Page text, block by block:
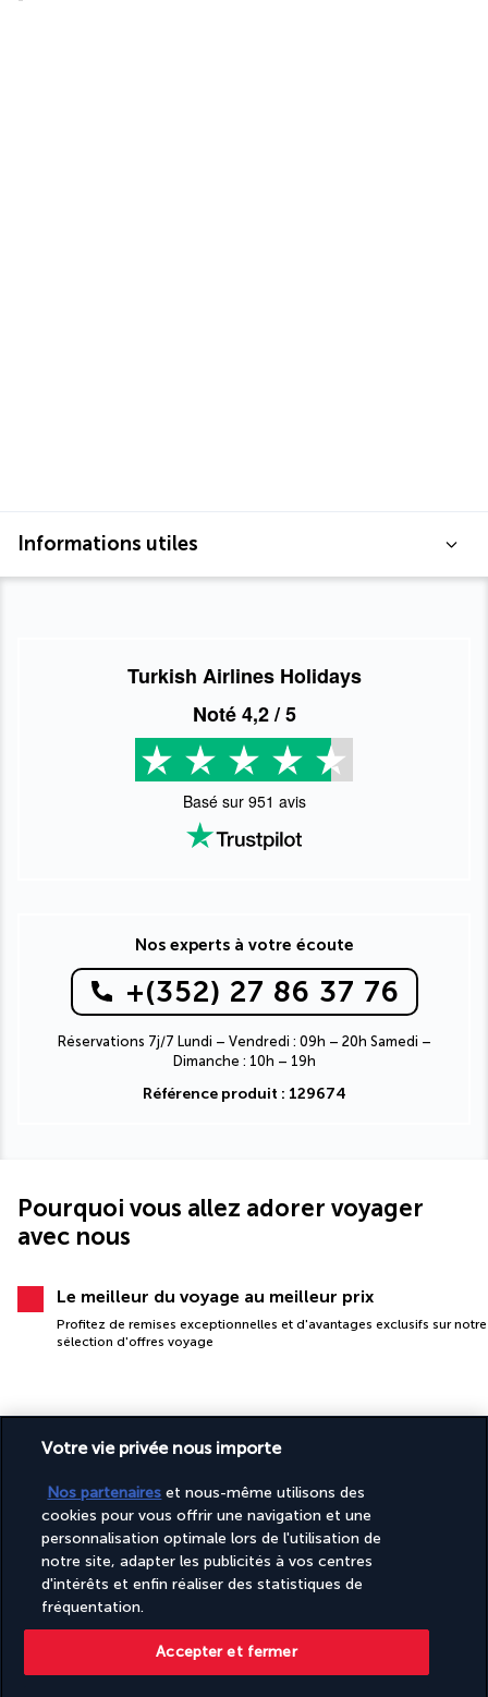
Informations utiles
Turkish Airlines Holidays
Noté4,2/ 5
Basé sur 951 avis
Nos experts à votre écoute
+(352) 27 86 37 76
Réservations 7j/7 Lundi – Vendredi : 09h – 20h Samedi –
Dimanche : 10h – 19h
Référence produit : 129674
Pourquoi vous allez adorer voyager
avec nous
Le meilleur du voyage au meilleur prix
Profitez de remises exceptionnelles et d'avantages exclusifs sur notre
sélection d'offres voyage
PAIEMENT SÉCURISÉ
Votre vie privée nous importe
Nos partenaires et nous-même utilisons des
cookies pour vous offrir une navigation et une
personnalisation optimale lors de l'utilisation de
notre site, adapter les publicités à vos centres
d'intérêts et enfin réaliser des statistiques de
fréquentation.
Accepter et fermer